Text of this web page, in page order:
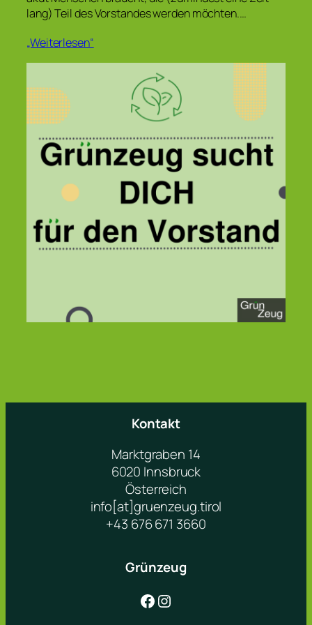
lang) Teil des Vorstandes werden möchten.…
„Weiterlesen“
Kontakt
Marktgraben 14
6020 Innsbruck
Österreich
info[at]gruenzeug.tirol
+43 676 671 3660
Grünzeug
Facebook Instagram